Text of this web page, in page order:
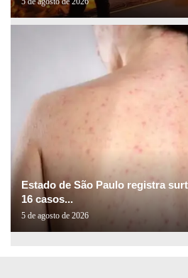
Estado de São Paulo registra
16 casos...
5 de agosto de 2026